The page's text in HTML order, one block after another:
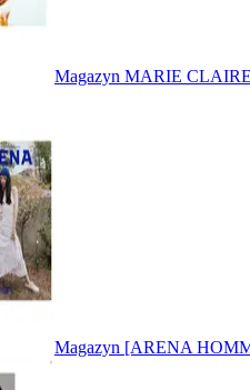
Magazyn MARIE
Magazyn [ARENA